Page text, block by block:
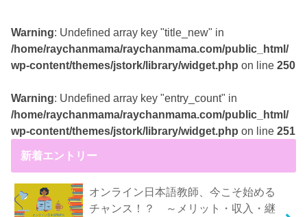
Warning: Undefined array key "title_new" in
/home/raychanmama/raychanmama.com/public_html/
wp-content/themes/jstork/library/widget.php on line250
Warning: Undefined array key "entry_count" in
/home/raychanmama/raychanmama.com/public_html/
wp-content/themes/jstork/library/widget.php on line251
新着エントリー
オンライン日本語教師、今こそ始める
チャンス！？ ～メリット・収入・継